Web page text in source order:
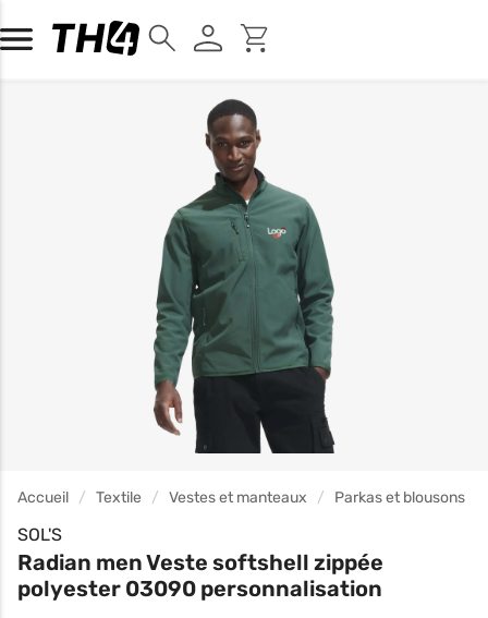
Accueil Textile Vestes et manteaux Parkas et blousons
SOL'S
Radian men Veste softshell zippée
polyester 03090 personnalisation